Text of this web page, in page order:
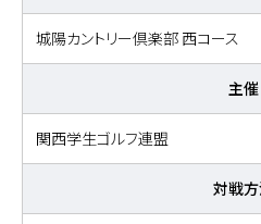
城陽カントリー倶楽部 西コース
主催
関西学生ゴルフ連盟
対戦